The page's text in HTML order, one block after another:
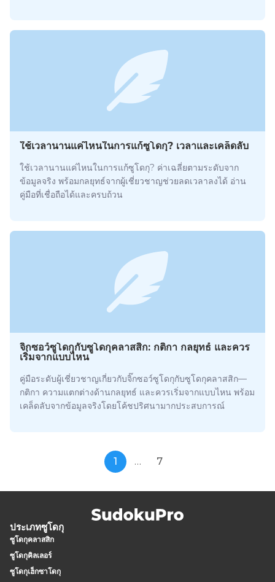
ใช้เวลานานแค่ไหนในการแก้ซูโดกุ? เวลาและเคล็ดลับ
ใช้เวลานานแค่ไหนในการแก้ซูโดกุ? ค่าเฉลี่ยตามระดับจาก
ข้อมูลจริง พร้อมกลยุทธ์จากผู้เชี่ยวชาญช่วยลดเวลาลงได้ อ่าน
คู่มือที่เชื่อถือได้และครบถ้วน
จิ๊กซอว์ซูโดกุกับซูโดกุคลาสสิก: กติกา กลยุทธ์ และควร
เริ่มจากแบบไหน
คู่มือระดับผู้เชี่ยวชาญเกี่ยวกับจิ๊กซอว์ซูโดกุกับซูโดกุคลาสสิก—
กติกา ความแตกต่างด้านกลยุทธ์ และควรเริ่มจากแบบไหน พร้อม
เคล็ดลับจากข้อมูลจริงโดยโค้ชปริศนามากประสบการณ์
1 … 7
ประเภทซูโดกุ
ซูโดกุคลาสสิก
ซูโดกุคิลเลอร์
ซูโดกุเฮ็กซาโดกุ